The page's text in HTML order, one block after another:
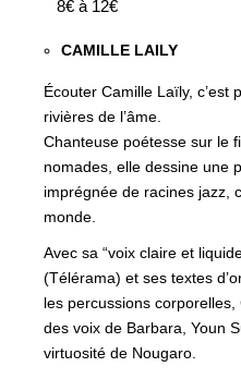
8€ à 12€
CAMILLE LAILY
Écouter Camille Laïly, c’est
rivières de l’âme.
Chanteuse poétesse sur le
nomades, elle dessine une
imprégnée de racines jazz,
monde.
Avec sa “voix claire et
(Télérama) et ses textes
les percussions corporelles,
des voix de Barbara, Youn
virtuosité de Nougaro.